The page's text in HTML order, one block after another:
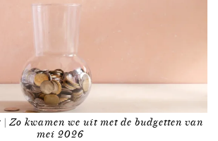
| Zo kwamen we uit met de budgetten van
mei 2026